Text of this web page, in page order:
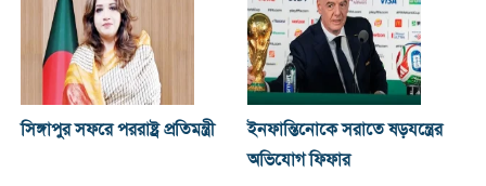
সিঙ্গাপুর সফরে পররাষ্ট্র প্রতিমন্ত্রী
ইনফান্তিনোকে সরাতে ষড়যন্ত্রের
অভিযোগ ফিফার